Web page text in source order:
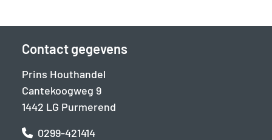
Contact gegevens
Prins Houthandel
Cantekoogweg 9
1442 LG Purmerend
0299-421414